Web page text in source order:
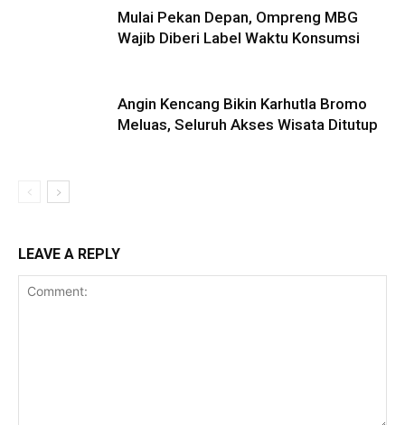
Mulai Pekan Depan, Ompreng MBG
Wajib Diberi Label Waktu Konsumsi
Angin Kencang Bikin Karhutla Bromo
Meluas, Seluruh Akses Wisata Ditutup
LEAVE A REPLY